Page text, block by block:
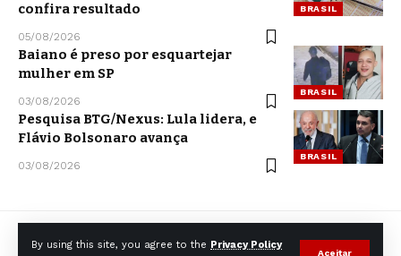
By using this site, you agree to the Privacy Policy
Aceitar
BRASIL
confira resultado
05/08/2026
BRASIL
Baiano é preso por esquartejar
mulher em SP
03/08/2026
BRASIL
Pesquisa BTG/Nexus: Lula lidera, e
Flávio Bolsonaro avança
03/08/2026